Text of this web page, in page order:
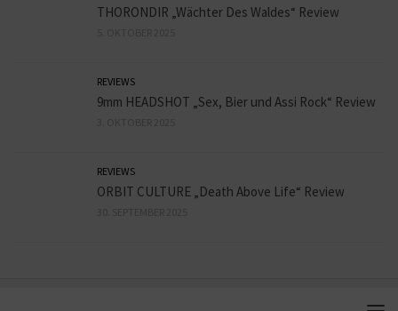
THORONDIR „Wächter Des Waldes“ Review
REVIEWS
9mm HEADSHOT „Sex, Bier und Assi Rock“ Review
REVIEWS
ORBIT CULTURE „Death Above Life“ Review